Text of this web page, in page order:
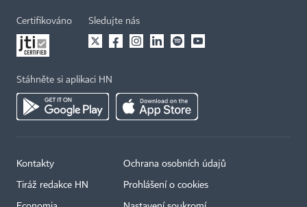
Certifikováno Sledujte nás
Stáhněte si aplikaci HN
Kontakty
Tiráž redakce HN
Ochrana osobních údajů
Prohlášení o cookies